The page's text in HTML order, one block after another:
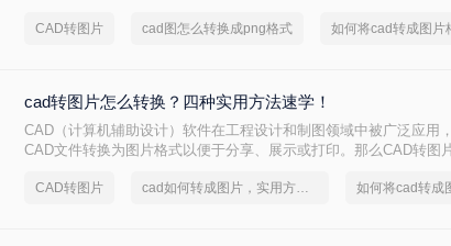
png格式。
CAD转图片 cad图怎么转换成png格式
cad转图片怎么转换？四种实用方法速学！
CAD（计算机辅助设计）软件在工程设计和制图领域中被广泛应用
CAD文件转换为图片格式以便于分享、展示或打印。那么CAD转图
CAD转图片 cad如何转成图片，实用方法不要错过